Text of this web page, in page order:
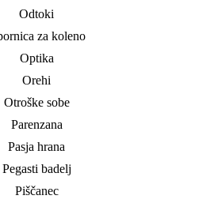
Odtoki
za koleno
Optika
Orehi
Otroške sobe
Parenzana
Pasja hrana
Pegasti badelj
Piščanec